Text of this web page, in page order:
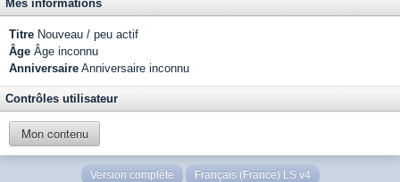
Mes informations
Titre Nouveau / peu actif
Âge Âge inconnu
Anniversaire Anniversaire inconnu
Contrôles utilisateur
Mon contenu
Version complète Français (France) LS v4